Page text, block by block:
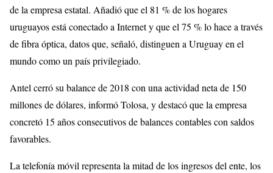
de la empresa estatal. Añadió que el 81 % de los hogares
uruguayos está conectado a Internet y que el 75 % lo hace a través
de fibra óptica, datos que, señaló, distinguen a Uruguay en el
mundo como un país privilegiado.
Antel cerró su balance de 2018 con una actividad neta de 150
millones de dólares, informó Tolosa, y destacó que la empresa
concretó 15 años consecutivos de balances contables con saldos
favorables.
La telefonía móvil representa la mitad de los ingresos del ente, los